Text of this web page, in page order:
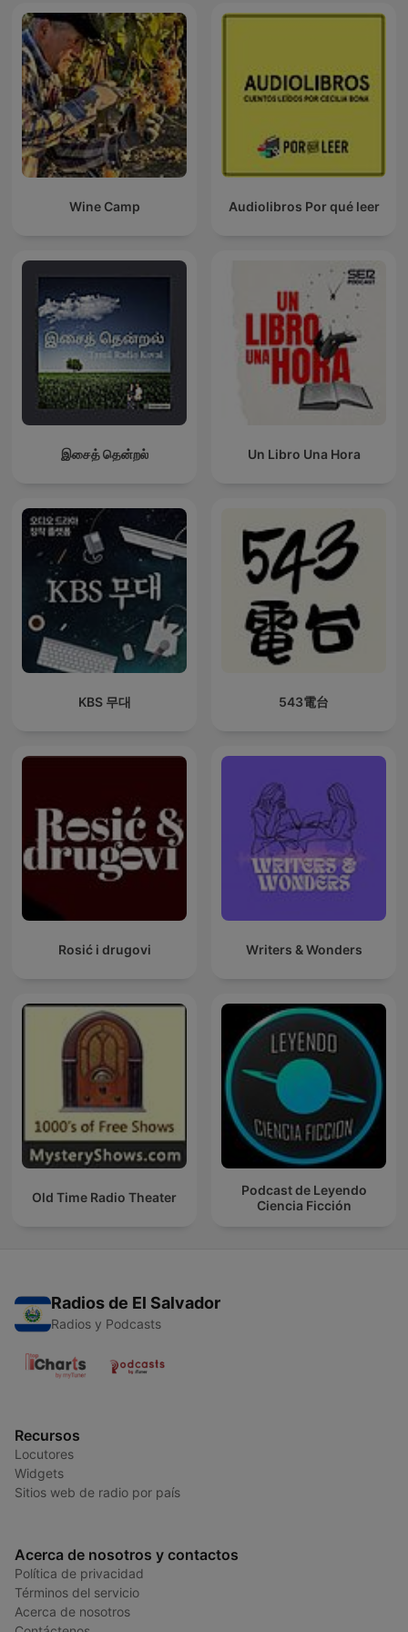
Wine Camp Audiolibros Por qué leer
இசைத் தென்றல் Un Libro Una Hora
KBS 무대 543電台
Rosić i drugovi Writers & Wonders
Old Time Radio Theater
Podcast de Leyendo
Ciencia Ficción
Radios de El Salvador
Radios y Podcasts
Recursos
Locutores
Widgets
Sitios web de radio por país
Acerca de nosotros y contactos
Política de privacidad
Términos del servicio
Acerca de nosotros